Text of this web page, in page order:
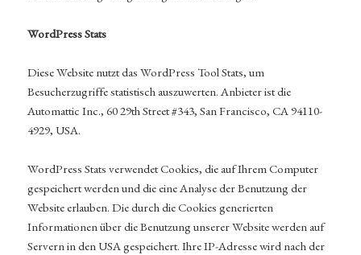
WordPress Stats
Diese Website nutzt das WordPress Tool Stats, um
Besucherzugriffe statistisch auszuwerten. Anbieter ist die
Automattic Inc., 60 29th Street #343, San Francisco, CA 94110-
4929, USA.
WordPress Stats verwendet Cookies, die auf Ihrem Computer
gespeichert werden und die eine Analyse der Benutzung der
Website erlauben. Die durch die Cookies generierten
Informationen über die Benutzung unserer Website werden auf
Servern in den USA gespeichert. Ihre IP-Adresse wird nach der